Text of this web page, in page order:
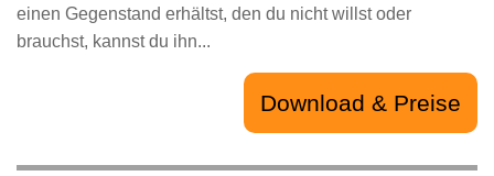
einen Gegenstand erhältst, den du nicht willst oder
brauchst, kannst du ihn...
Download & Preise